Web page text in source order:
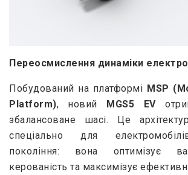
Переосмислення динаміки
Побудований на платформі MSP
Platform), новий MGS5 EV
збалансоване шасі. Це
спеціально для
покоління: вона оптимізує
керованість та максимізує